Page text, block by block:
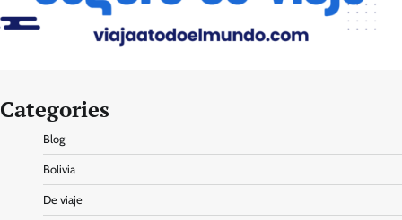
Categories
Blog
Bolivia
De viaje